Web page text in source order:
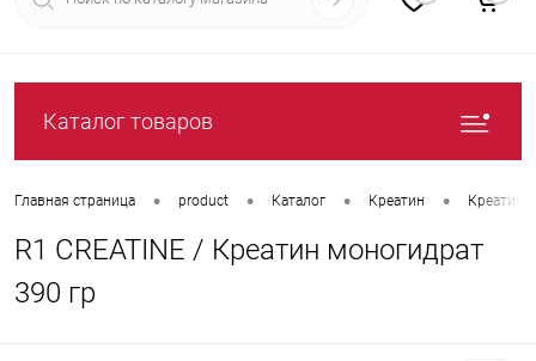
Каталог товаров
Главная страница • product • Каталог • Креатин • Креатин
R1 CREATINE / Креатин моногидрат
390 гр